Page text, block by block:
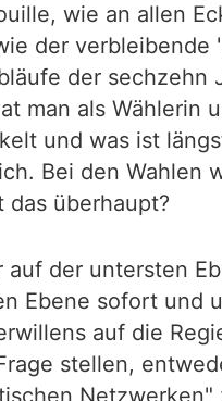
wie an allen
der
der
man als Wählerin
und was ist
Bei den
das überhaupt?
der untersten
Ebene sofort
auf die
stellen,